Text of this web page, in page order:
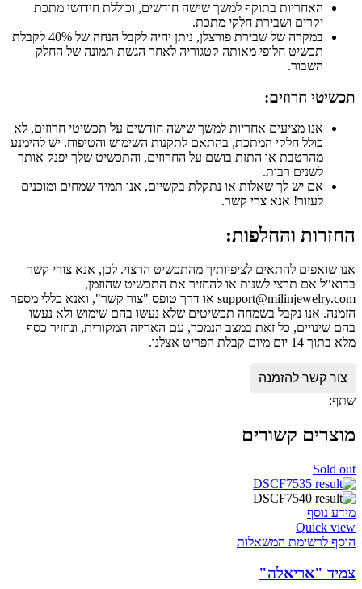
האחריות בתוקף למשך שישה חודשים, וכוללת חידושי מתכת
יקרים ושבירת חלקי מתכת.
במקרה של שבירת פורצלן, ניתן יהיה לקבל הנחה של 40% לקבלת
תכשיט חלופי מאותה קטגוריה לאחר הגשת תמונה של החלק
השבור.
תכשיטי חרוזים:
אנו מציעים אחריות למשך שישה חודשים על תכשיטי חרוזים, לא
כולל חלקי המתכת, בהתאם לתקנות השימוש והטיפוח. יש להימנע
מהרטבת או התזת בושם על החרוזים, והתכשיט שלך יפנק אותך
לשנים רבות.
אם יש לך שאלות או נתקלת בקשיים, אנו תמיד שמחים ומוכנים
לעזור! אנא צרי קשר.
החזרות והחלפות:
אנו שואפים להתאים לציפיותיך מהתכשיט הרצוי. לכן, אנא צורי קשר
בדוא"ל אם תרצי לשנות או להחזיר את התכשיט שהוזמן,
support@milinjewelry.com או דרך טופס "צור קשר", ואנא כללי מספר
הזמנה. אנו נקבל בשמחה תכשיטים שלא נעשו בהם שימוש ולא נעשו
בהם שינויים, כל זאת במצב הנמכר, עם האריזה המקורית, ונחזיר כסף
מלא בתוך 14 יום מיום קבלת הפריט אצלנו.
צור קשר להזמנה
שתף:
מוצרים קשורים
Sold out
מידע נוסף
Quick view
הוסף לרשימת המשאלות
צמיד "אריאלה"